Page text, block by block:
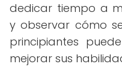
dedicar tiempo a
y observar cómo
principiantes
mejorar sus